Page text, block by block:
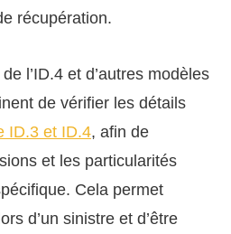
récupération.
l’ID.4 et d’autres modèles
de vérifier les détails
ID.3 et ID.4, afin de
et les particularités
Cela permet
d’un sinistre et d’être